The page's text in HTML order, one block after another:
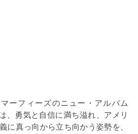
ーフィーズのニュー・アルバム
、勇気と自信に満ち溢れ、アメリ
に真っ向から立ち向かう姿勢を、